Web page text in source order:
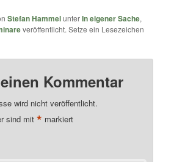
Stefan HammelunterIn eigener Sache,
veröffentlicht. Setze ein Lesezeichen
Kommentar
wird nicht veröffentlicht.
sind mit* markiert